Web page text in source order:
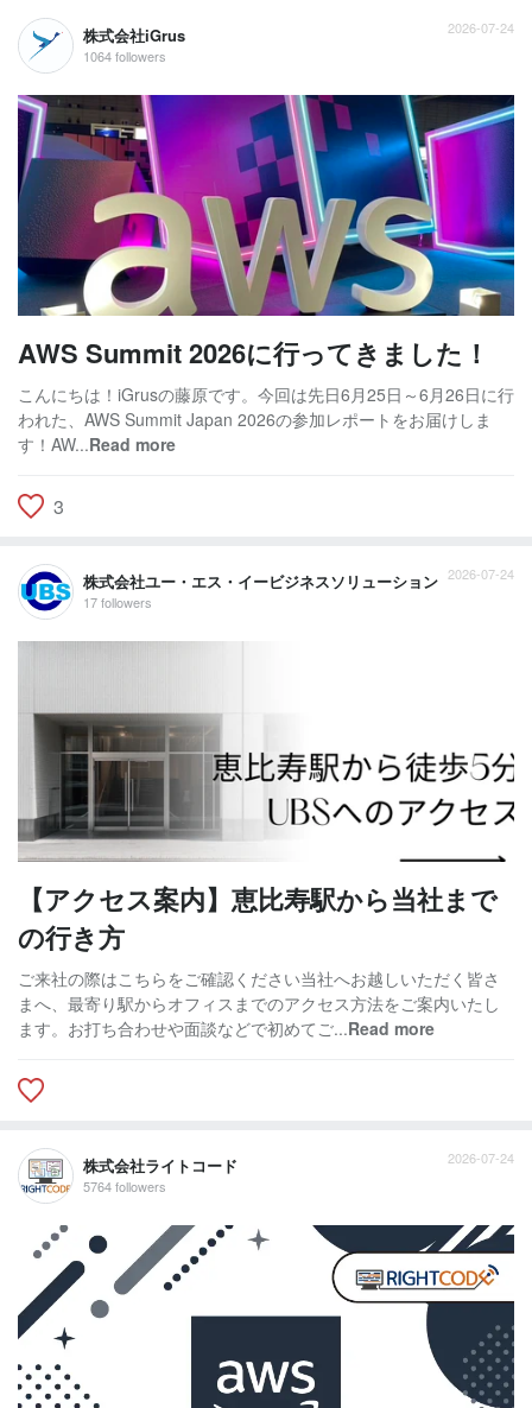
株式会社iGrus
1064 followers
2026-07-24
AWS Summit 2026に行ってきました！
こんにちは！iGrusの藤原です。今回は先日6月25日～6月26日に行
われた、AWS Summit Japan 2026の参加レポートをお届けしま
す！AW...Read more
3
株式会社ユー・エス・イービジネスソリューション
17 followers
2026-07-24
【アクセス案内】恵比寿駅から当社まで
の行き方
ご来社の際はこちらをご確認ください当社へお越しいただく皆さ
まへ、最寄り駅からオフィスまでのアクセス方法をご案内いたし
ます。お打ち合わせや面談などで初めてご...Read more
株式会社ライトコード
5764 followers
2026-07-24